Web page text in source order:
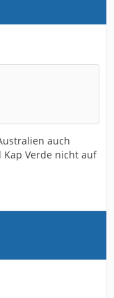
auch
Verde nicht auf